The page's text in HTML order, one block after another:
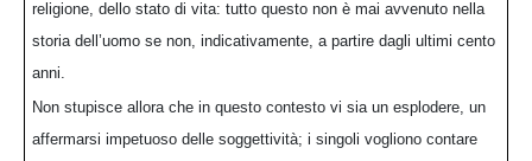
religione, dello stato di vita: tutto questo non è mai avvenuto nella
storia dell’uomo se non, indicativamente, a partire dagli ultimi cento
anni.
Non stupisce allora che in questo contesto vi sia un esplodere, un
affermarsi impetuoso delle soggettività; i singoli vogliono contare